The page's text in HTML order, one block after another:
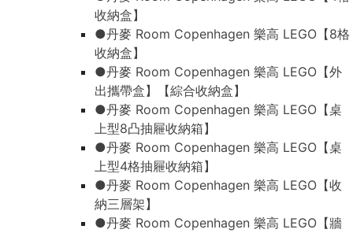
收納盒】
●丹麥 Room Copenhagen 樂高 LEGO【8格
收納盒】
●丹麥 Room Copenhagen 樂高 LEGO【外
出攜帶盒】【綜合收納盒】
●丹麥 Room Copenhagen 樂高 LEGO【桌
上型8凸抽屜收納箱】
●丹麥 Room Copenhagen 樂高 LEGO【桌
上型4格抽屜收納箱】
●丹麥 Room Copenhagen 樂高 LEGO【收
納三層架】
●丹麥 Room Copenhagen 樂高 LEGO【牆